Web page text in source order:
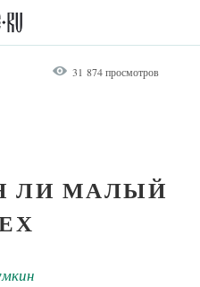
31 874 просмотров
ЛИ МАЛЫЙ